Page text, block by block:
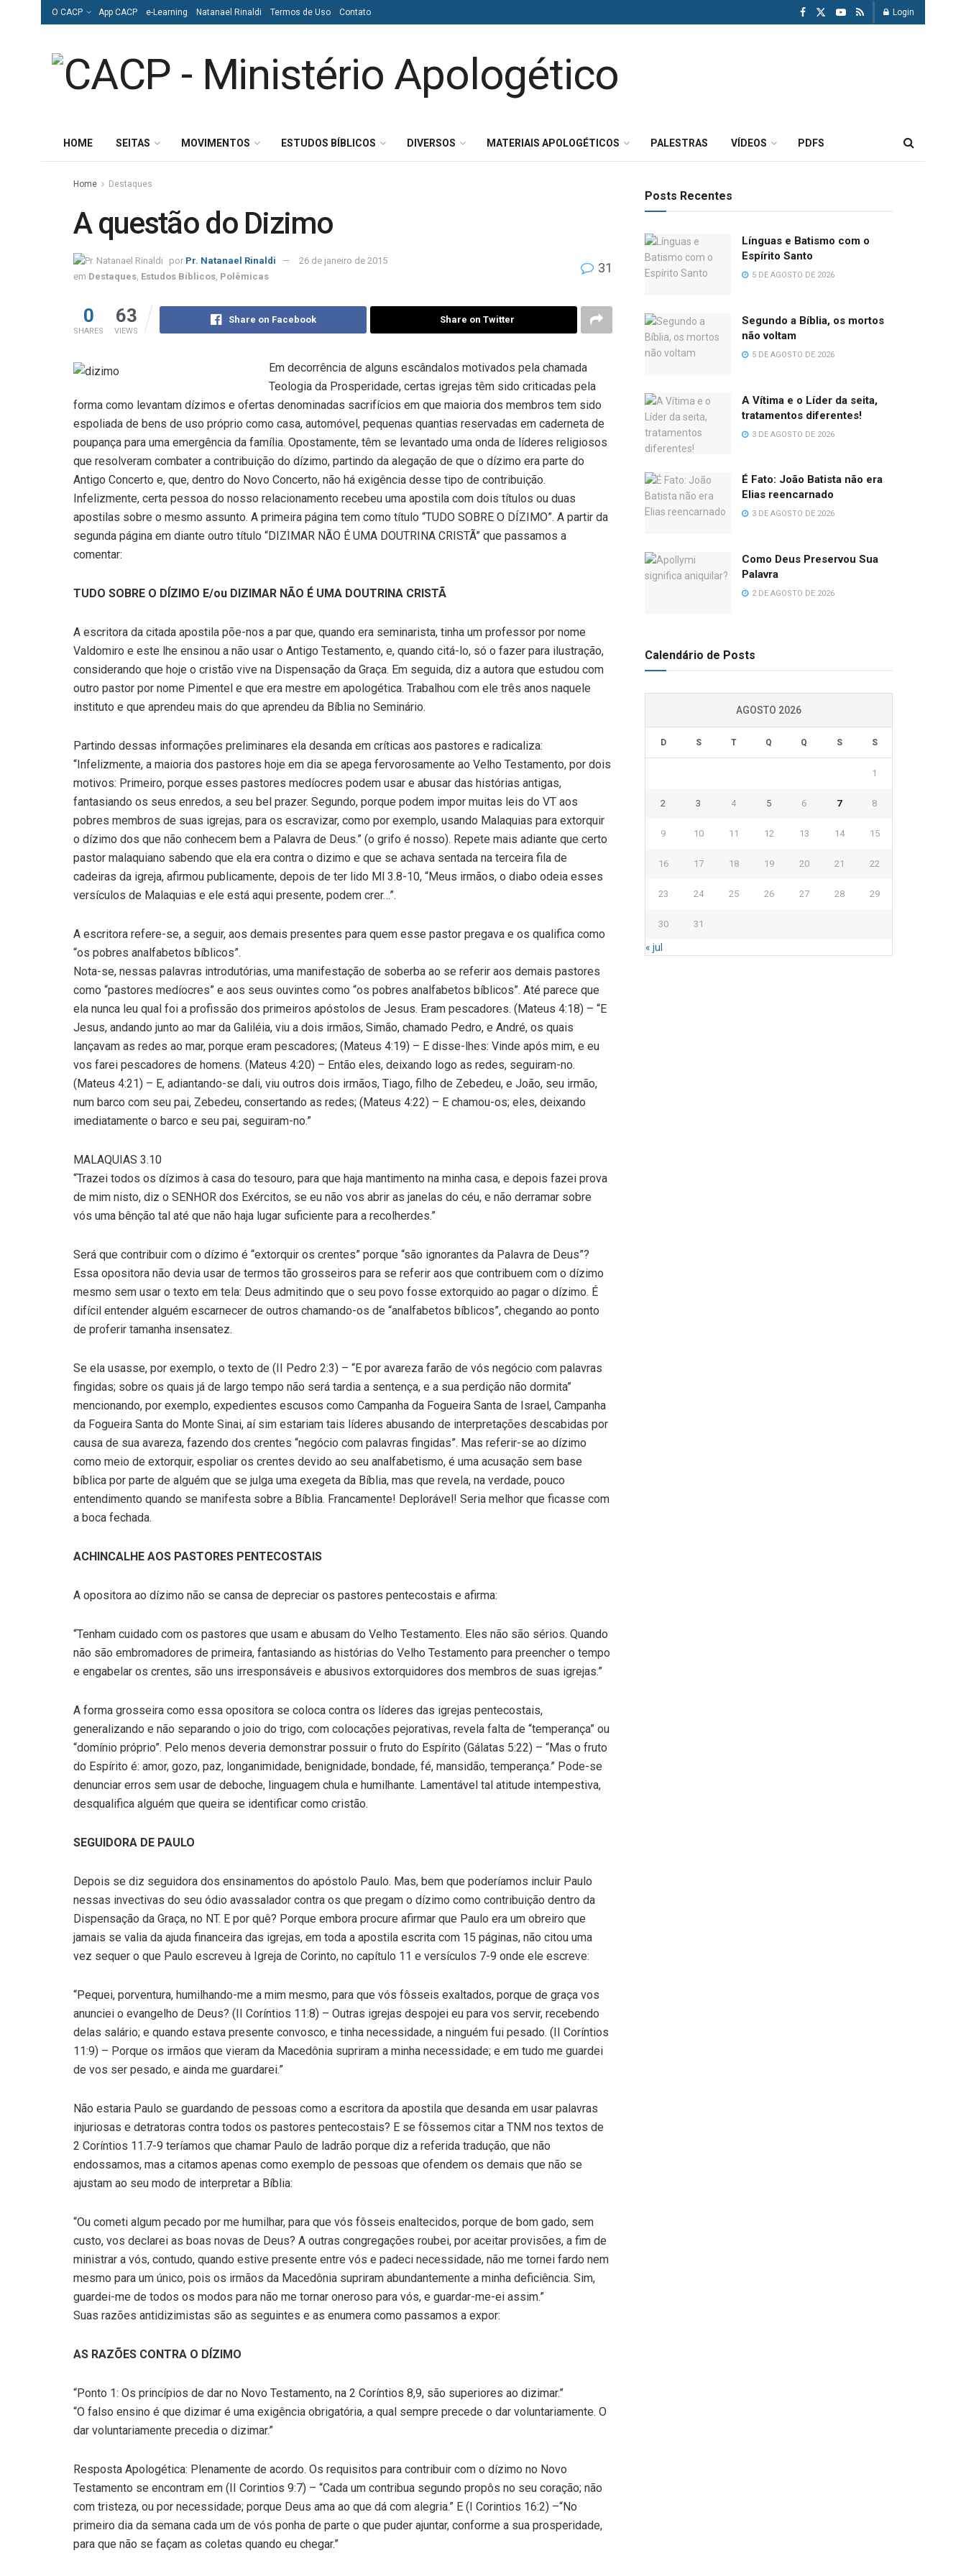
O CACP App CACP e-Learning Natanael Rinaldi Termos de Uso Contato Login
HOME SEITAS MOVIMENTOS ESTUDOS BÍBLICOS DIVERSOS MATERIAIS APOLOGÉTICOS PALESTRAS VÍDEOS PDFS
Home Destaques
A questão do Dizimo
por Pr. Natanael Rinaldi
26 de janeiro de 2015
em Destaques, Estudos Bíblicos, Polêmicas
31
0
SHARES
63
VIEWS
Share on Facebook Share on Twitter
Em decorrência de alguns escândalos motivados pela chamada
Teologia da Prosperidade, certas igrejas têm sido criticadas pela
forma como levantam dízimos e ofertas denominadas sacrifícios em que maioria dos membros tem sido
espoliada de bens de uso próprio como casa, automóvel, pequenas quantias reservadas em caderneta de
poupança para uma emergência da família. Opostamente, têm se levantado uma onda de líderes religiosos
que resolveram combater a contribuição do dízimo, partindo da alegação de que o dízimo era parte do
Antigo Concerto e, que, dentro do Novo Concerto, não há exigência desse tipo de contribuição.
Infelizmente, certa pessoa do nosso relacionamento recebeu uma apostila com dois títulos ou duas
apostilas sobre o mesmo assunto. A primeira página tem como título “TUDO SOBRE O DÍZIMO”. A partir da
segunda página em diante outro título “DIZIMAR NÃO É UMA DOUTRINA CRISTÃ” que passamos a
comentar:
TUDO SOBRE O DÍZIMO E/ou DIZIMAR NÃO É UMA DOUTRINA CRISTÃ
A escritora da citada apostila põe-nos a par que, quando era seminarista, tinha um professor por nome
Valdomiro e este lhe ensinou a não usar o Antigo Testamento, e, quando citá-lo, só o fazer para ilustração,
considerando que hoje o cristão vive na Dispensação da Graça. Em seguida, diz a autora que estudou com
outro pastor por nome Pimentel e que era mestre em apologética. Trabalhou com ele três anos naquele
instituto e que aprendeu mais do que aprendeu da Bíblia no Seminário.
Partindo dessas informações preliminares ela desanda em críticas aos pastores e radicaliza:
“Infelizmente, a maioria dos pastores hoje em dia se apega fervorosamente ao Velho Testamento, por dois
motivos: Primeiro, porque esses pastores medíocres podem usar e abusar das histórias antigas,
fantasiando os seus enredos, a seu bel prazer. Segundo, porque podem impor muitas leis do VT aos
pobres membros de suas igrejas, para os escravizar, como por exemplo, usando Malaquias para extorquir
o dízimo dos que não conhecem bem a Palavra de Deus.” (o grifo é nosso). Repete mais adiante que certo
pastor malaquiano sabendo que ela era contra o dizimo e que se achava sentada na terceira fila de
cadeiras da igreja, afirmou publicamente, depois de ter lido Ml 3.8-10, “Meus irmãos, o diabo odeia esses
versículos de Malaquias e ele está aqui presente, podem crer…”.
A escritora refere-se, a seguir, aos demais presentes para quem esse pastor pregava e os qualifica como
“os pobres analfabetos bíblicos”.
Nota-se, nessas palavras introdutórias, uma manifestação de soberba ao se referir aos demais pastores
como “pastores medíocres” e aos seus ouvintes como “os pobres analfabetos bíblicos”. Até parece que
ela nunca leu qual foi a profissão dos primeiros apóstolos de Jesus. Eram pescadores. (Mateus 4:18) – “E
Jesus, andando junto ao mar da Galiléia, viu a dois irmãos, Simão, chamado Pedro, e André, os quais
lançavam as redes ao mar, porque eram pescadores; (Mateus 4:19) – E disse-lhes: Vinde após mim, e eu
vos farei pescadores de homens. (Mateus 4:20) – Então eles, deixando logo as redes, seguiram-no.
(Mateus 4:21) – E, adiantando-se dali, viu outros dois irmãos, Tiago, filho de Zebedeu, e João, seu irmão,
num barco com seu pai, Zebedeu, consertando as redes; (Mateus 4:22) – E chamou-os; eles, deixando
imediatamente o barco e seu pai, seguiram-no.”
MALAQUIAS 3.10
“Trazei todos os dízimos à casa do tesouro, para que haja mantimento na minha casa, e depois fazei prova
de mim nisto, diz o SENHOR dos Exércitos, se eu não vos abrir as janelas do céu, e não derramar sobre
vós uma bênção tal até que não haja lugar suficiente para a recolherdes.”
Será que contribuir com o dízimo é “extorquir os crentes” porque “são ignorantes da Palavra de Deus”?
Essa opositora não devia usar de termos tão grosseiros para se referir aos que contribuem com o dízimo
mesmo sem usar o texto em tela: Deus admitindo que o seu povo fosse extorquido ao pagar o dízimo. É
difícil entender alguém escarnecer de outros chamando-os de “analfabetos bíblicos”, chegando ao ponto
de proferir tamanha insensatez.
Se ela usasse, por exemplo, o texto de (II Pedro 2:3) – “E por avareza farão de vós negócio com palavras
fingidas; sobre os quais já de largo tempo não será tardia a sentença, e a sua perdição não dormita”
mencionando, por exemplo, expedientes escusos como Campanha da Fogueira Santa de Israel, Campanha
da Fogueira Santa do Monte Sinai, aí sim estariam tais líderes abusando de interpretações descabidas por
causa de sua avareza, fazendo dos crentes “negócio com palavras fingidas”. Mas referir-se ao dízimo
como meio de extorquir, espoliar os crentes devido ao seu analfabetismo, é uma acusação sem base
bíblica por parte de alguém que se julga uma exegeta da Bíblia, mas que revela, na verdade, pouco
entendimento quando se manifesta sobre a Bíblia. Francamente! Deplorável! Seria melhor que ficasse com
a boca fechada.
ACHINCALHE AOS PASTORES PENTECOSTAIS
A opositora ao dízimo não se cansa de depreciar os pastores pentecostais e afirma:
“Tenham cuidado com os pastores que usam e abusam do Velho Testamento. Eles não são sérios. Quando
não são embromadores de primeira, fantasiando as histórias do Velho Testamento para preencher o tempo
e engabelar os crentes, são uns irresponsáveis e abusivos extorquidores dos membros de suas igrejas.”
A forma grosseira como essa opositora se coloca contra os líderes das igrejas pentecostais,
generalizando e não separando o joio do trigo, com colocações pejorativas, revela falta de “temperança” ou
“domínio próprio”. Pelo menos deveria demonstrar possuir o fruto do Espírito (Gálatas 5:22) – “Mas o fruto
do Espírito é: amor, gozo, paz, longanimidade, benignidade, bondade, fé, mansidão, temperança.” Pode-se
denunciar erros sem usar de deboche, linguagem chula e humilhante. Lamentável tal atitude intempestiva,
desqualifica alguém que queira se identificar como cristão.
SEGUIDORA DE PAULO
Depois se diz seguidora dos ensinamentos do apóstolo Paulo. Mas, bem que poderíamos incluir Paulo
nessas invectivas do seu ódio avassalador contra os que pregam o dízimo como contribuição dentro da
Dispensação da Graça, no NT. E por quê? Porque embora procure afirmar que Paulo era um obreiro que
jamais se valia da ajuda financeira das igrejas, em toda a apostila escrita com 15 páginas, não citou uma
vez sequer o que Paulo escreveu à Igreja de Corinto, no capítulo 11 e versículos 7-9 onde ele escreve:
“Pequei, porventura, humilhando-me a mim mesmo, para que vós fôsseis exaltados, porque de graça vos
anunciei o evangelho de Deus? (II Coríntios 11:8) – Outras igrejas despojei eu para vos servir, recebendo
delas salário; e quando estava presente convosco, e tinha necessidade, a ninguém fui pesado. (II Coríntios
11:9) – Porque os irmãos que vieram da Macedônia supriram a minha necessidade; e em tudo me guardei
de vos ser pesado, e ainda me guardarei.”
Não estaria Paulo se guardando de pessoas como a escritora da apostila que desanda em usar palavras
injuriosas e detratoras contra todos os pastores pentecostais? E se fôssemos citar a TNM nos textos de
2 Coríntios 11.7-9 teríamos que chamar Paulo de ladrão porque diz a referida tradução, que não
endossamos, mas a citamos apenas como exemplo de pessoas que ofendem os demais que não se
ajustam ao seu modo de interpretar a Bíblia:
“Ou cometi algum pecado por me humilhar, para que vós fôsseis enaltecidos, porque de bom gado, sem
custo, vos declarei as boas novas de Deus? A outras congregações roubei, por aceitar provisões, a fim de
ministrar a vós, contudo, quando estive presente entre vós e padeci necessidade, não me tornei fardo nem
mesmo para um único, pois os irmãos da Macedônia supriram abundantemente a minha deficiência. Sim,
guardei-me de todos os modos para não me tornar oneroso para vós, e guardar-me-ei assim.”
Suas razões antidizimistas são as seguintes e as enumera como passamos a expor:
AS RAZÕES CONTRA O DÍZIMO
“Ponto 1: Os princípios de dar no Novo Testamento, na 2 Coríntios 8,9, são superiores ao dizimar.”
“O falso ensino é que dizimar é uma exigência obrigatória, a qual sempre precede o dar voluntariamente. O
dar voluntariamente precedia o dizimar.”
Resposta Apologética: Plenamente de acordo. Os requisitos para contribuir com o dízimo no Novo
Testamento se encontram em (II Corintios 9:7) – “Cada um contribua segundo propôs no seu coração; não
com tristeza, ou por necessidade; porque Deus ama ao que dá com alegria.” E (I Corintios 16:2) –“No
primeiro dia da semana cada um de vós ponha de parte o que puder ajuntar, conforme a sua prosperidade,
para que não se façam as coletas quando eu chegar.”
Posts Recentes
Línguas e Batismo com o
Espírito Santo
5 DE AGOSTO DE 2026
Segundo a Bíblia, os mortos
não voltam
5 DE AGOSTO DE 2026
A Vítima e o Líder da seita,
tratamentos diferentes!
3 DE AGOSTO DE 2026
É Fato: João Batista não era
Elias reencarnado
3 DE AGOSTO DE 2026
Como Deus Preservou Sua
Palavra
2 DE AGOSTO DE 2026
Calendário de Posts
AGOSTO 2026
D S T Q Q S S
1
2 3 4 5 6 7 8
9 10 11 12 13 14 15
16 17 18 19 20 21 22
23 24 25 26 27 28 29
30 31
« jul